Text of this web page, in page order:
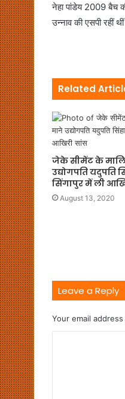
नेहा पांडेय 2009 बैच
उन्नाव की एसपी रहीं
Related
जेके सीमेंट के
उद्योगपति यदुपति
सिंगापुर में ली
August 13, 2020
Leave a Reply
Your email